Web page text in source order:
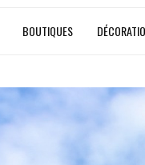
BOUTIQUES